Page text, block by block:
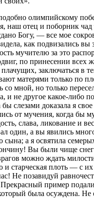
олимпийскому
наш отец и поборник чад
Богу, — все мое
как подвизались вы
мучителю за это
по принесении всех
заключаться в
матерями только по
мной, но только
не другое какое-либо
слезами доказала я
от мучения, когда бы
слава, ликование и
один, а вы явились
сына; а я освятила
Вы были чище
можно ждать
и старческая плоть — с
Не позавидуй
пример
была осуждена. Не